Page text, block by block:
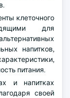
клеточного
для
напитков,
питания.
и напитках
своей